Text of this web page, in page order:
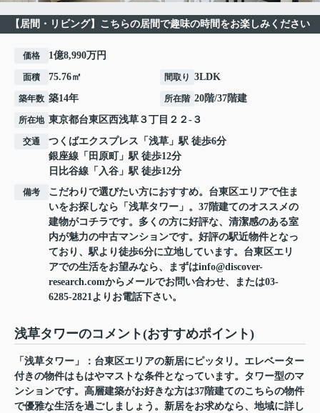
【居間・リビング】こちらの居間で趣味の時間をお楽しみください
価格 1億8,990万円
面積 75.76㎡ 間取り 3LDK
築年数 築14年 所在階 20階/37階建
所在地 東京都台東区西浅草 ３丁目２２-３
交通 つくばエクスプレス 「 浅草 」駅 徒歩6分
銀座線 「 田原町
」駅 徒歩12分
日比谷線 「 入谷 」駅 徒歩12分
備考
こだわりで選びたい方におすすめ。台東区エリアで住ま
いをお探しなら「浅草タワー」。37階建てのオススメの
建物がコチラです。多くの方に好評な、清潔感のある室
内が魅力の中古マンションです。好評の駅近物件となっ
ており、駅より徒歩6分に立地しています。台東区エリ
アでの生活をお望みなら、まずはinfo@discover-
research.comからメールでお問い合わせ、または03-
6285-2821よりお電話下さい。
浅草タワーのコメント(おすすめポイント)
「浅草タワー」：台東区エリアの新居にピッタリ。エレベーター
付きの物件はもはやマストな条件となっています。タワー型のマ
ンションです。高層建築がお好きな方は37階建てのこちらの物件
で優雅な生活を過ごしましょう。新居をお求めなら、地域に詳し